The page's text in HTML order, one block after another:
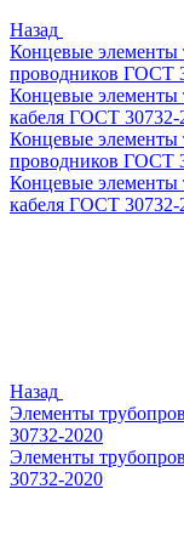
Назад
Концевые
проводников ГОСТ
Концевые
кабеля ГОСТ 30732-
Концевые
проводников ГОСТ
Концевые
кабеля ГОСТ 30732-
Назад
Элементы
30732-2020
Элементы
30732-2020